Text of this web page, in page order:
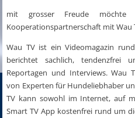
mit grosser Freude
Kooperationspartnerschaft mit Wau
Wau TV ist ein Videomagazin
berichtet sachlich, tendenzfrei
Reportagen und Interviews. Wau
von Experten für Hundeliebhaber
TV kann sowohl im Internet, auf
Smart TV App kostenfrei rund um